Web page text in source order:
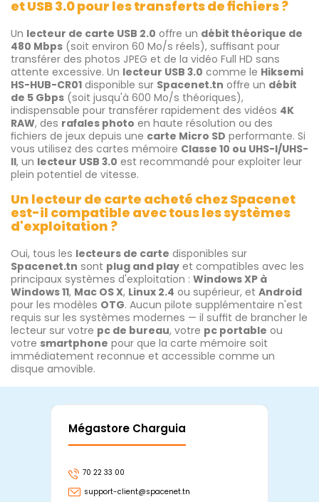
et USB 3.0 pour les transferts de fichiers ?
Un lecteur de carte USB 2.0 offre un débit théorique de
480 Mbps (soit environ 60 Mo/s réels), suffisant pour
transférer des photos JPEG et de la vidéo Full HD sans
attente excessive. Un lecteur USB 3.0 comme le Hiksemi
HS-HUB-CR01 disponible sur Spacenet.tn offre un débit
de 5 Gbps (soit jusqu'à 600 Mo/s théoriques),
indispensable pour transférer rapidement des vidéos 4K
RAW, des rafales photo en haute résolution ou des
fichiers de jeux depuis une carte Micro SD performante. Si
vous utilisez des cartes mémoire Classe 10 ou UHS-I/UHS-
II, un lecteur USB 3.0 est recommandé pour exploiter leur
plein potentiel de vitesse.
Un lecteur de carte acheté chez Spacenet
est-il compatible avec tous les systèmes
d'exploitation ?
Oui, tous les lecteurs de carte disponibles sur
Spacenet.tn sont plug and play et compatibles avec les
principaux systèmes d'exploitation : Windows XP à
Windows 11, Mac OS X, Linux 2.4 ou supérieur, et Android
pour les modèles OTG. Aucun pilote supplémentaire n'est
requis sur les systèmes modernes — il suffit de brancher le
lecteur sur votre pc de bureau, votre pc portable ou
votre smartphone pour que la carte mémoire soit
immédiatement reconnue et accessible comme un
disque amovible.
Mégastore Charguia
70 22 33 00
support-client@spacenet.tn